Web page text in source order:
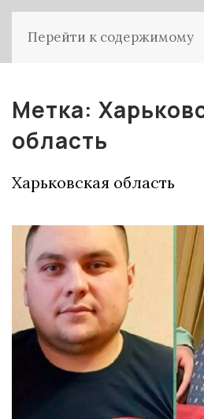
Перейти к содержимому
Метка:
область
Харьковская область